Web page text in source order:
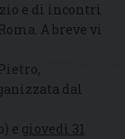
e di incontri
A breve vi
dal
e giovedì 31